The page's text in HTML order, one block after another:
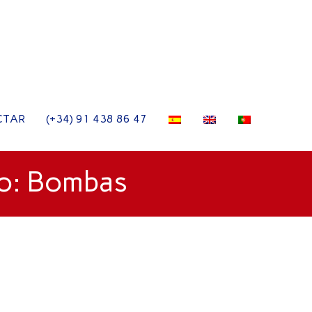
(+34) 91 438 86 47
Bombas